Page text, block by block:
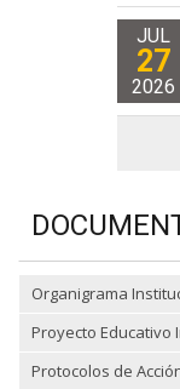
JUL
27
2026
Organigrama
Proyecto Educativo
Protocolos de